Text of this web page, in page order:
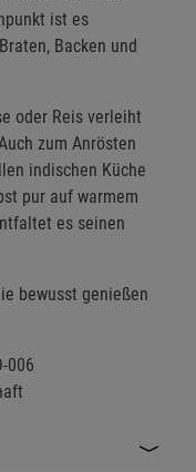
ist es
Backen und
oder Reis verleiht
zum Anrösten
indischen Küche
pur auf warmem
es seinen
bewusst genießen
006